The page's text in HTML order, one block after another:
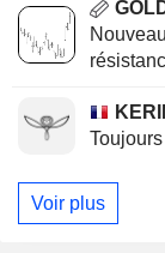
Voir plus